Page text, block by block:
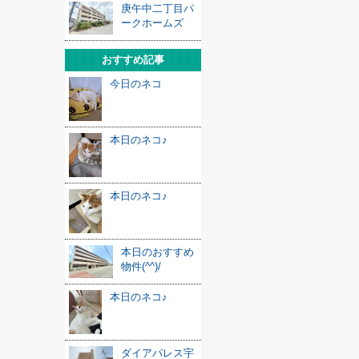
庚午中二丁目パ
ークホームズ
おすすめ記事
今日のネコ
本日のネコ♪
本日のネコ♪
本日のおすすめ
物件(^^)/
本日のネコ♪
ダイアパレス宇